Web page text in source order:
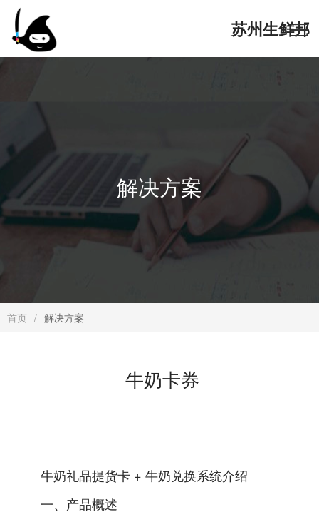
苏州生鲜邦
限公司官网
核心服务
解决方案
关于我们
解决方案
首页 / 解决方案
牛奶卡券
牛奶礼品提货卡 + 牛奶兑换系统介绍
一、产品概述